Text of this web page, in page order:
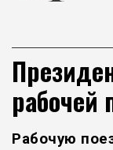
рабочей
Рабочую